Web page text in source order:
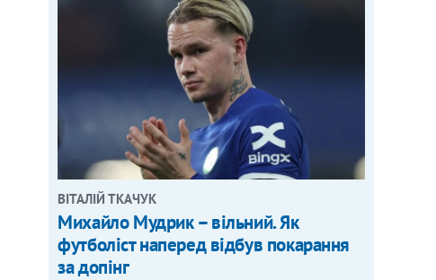
ВІТАЛІЙ ТКАЧУК
Михайло Мудрик – вільний. Як
футболіст наперед відбув покарання
за допінг